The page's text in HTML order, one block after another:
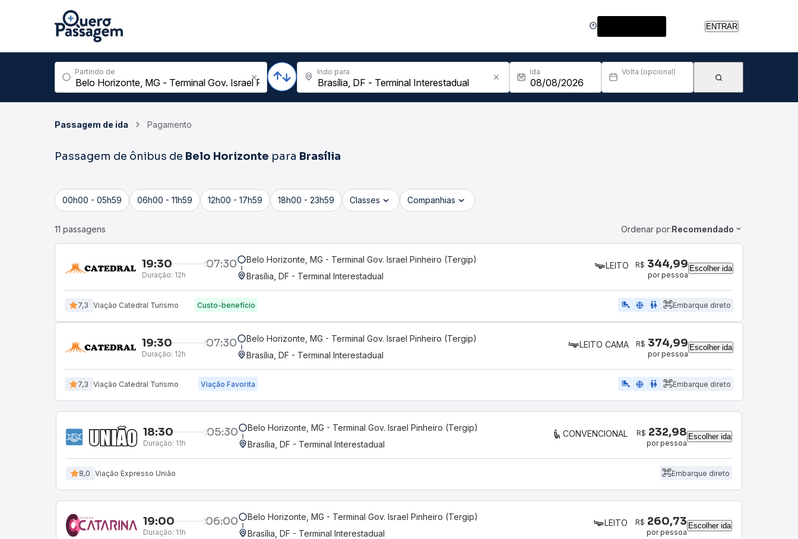
ENTRAR
Partindo de Indo para Ida Volta (opcional)
Passagem de ida Pagamento
Passagem de ônibus de Belo Horizonte para Brasília
00h00 - 05h59 06h00 - 11h59 12h00 - 17h59 18h00 - 23h59 Classes Companhias
11 passagens Ordenar por:Recomendado
19:30 07:30
Duração: 12h
Belo Horizonte, MG - Terminal Gov. Israel Pinheiro (Tergip)
Brasília, DF - Terminal Interestadual
LEITO R$ 344,99
por pessoa
Escolher ida
7,3 Viação Catedral Turismo Custo-benefício airline_seat_legroom_extra ac_unit wc Embarque direto
19:30 07:30
Duração: 12h
Belo Horizonte, MG - Terminal Gov. Israel Pinheiro (Tergip)
Brasília, DF - Terminal Interestadual
LEITO CAMA R$ 374,99
por pessoa
Escolher ida
7,3 Viação Catedral Turismo Viação Favorita airline_seat_legroom_extra ac_unit wc Embarque direto
18:30 05:30
Duração: 11h
Belo Horizonte, MG - Terminal Gov. Israel Pinheiro (Tergip)
Brasília, DF - Terminal Interestadual
CONVENCIONAL R$ 232,98
por pessoa
Escolher ida
8,0 Viação Expresso União Embarque direto
19:00 06:00
Duração: 11h
Belo Horizonte, MG - Terminal Gov. Israel Pinheiro (Tergip)
Brasília, DF - Terminal Interestadual
LEITO R$ 260,73
por pessoa
Escolher ida